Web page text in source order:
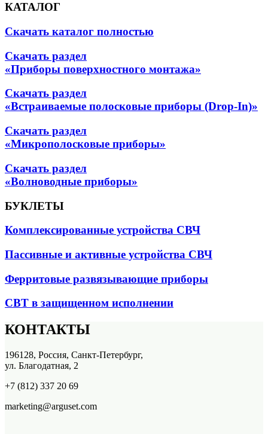
КАТАЛОГ
Скачать каталог полностью
Скачать раздел
«Приборы поверхностного монтажа»
Скачать раздел
«Встраиваемые полосковые приборы (Drop-In)»
Скачать раздел
«Микрополосковые приборы»
Скачать раздел
«Волноводные приборы»
БУКЛЕТЫ
Комплексированные устройства СВЧ
Пассивные и активные устройства СВЧ
Ферритовые развязывающие приборы
СВТ в защищенном исполнении
КОНТАКТЫ
196128, Россия, Санкт-Петербург,
ул. Благодатная, 2
+7 (812) 337 20 69
marketing@arguset.com